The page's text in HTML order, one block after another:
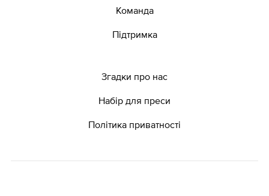
Команда
Підтримка
Згадки про нас
Набір для преси
Політика приватності